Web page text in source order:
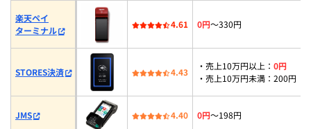
楽天ペイ
ターミナル
4.61 0円〜330円
STORES決済 4.43
・売上10万円以上： 0円
・売上10万円未満：200円
JMS 4.40 0円〜198円